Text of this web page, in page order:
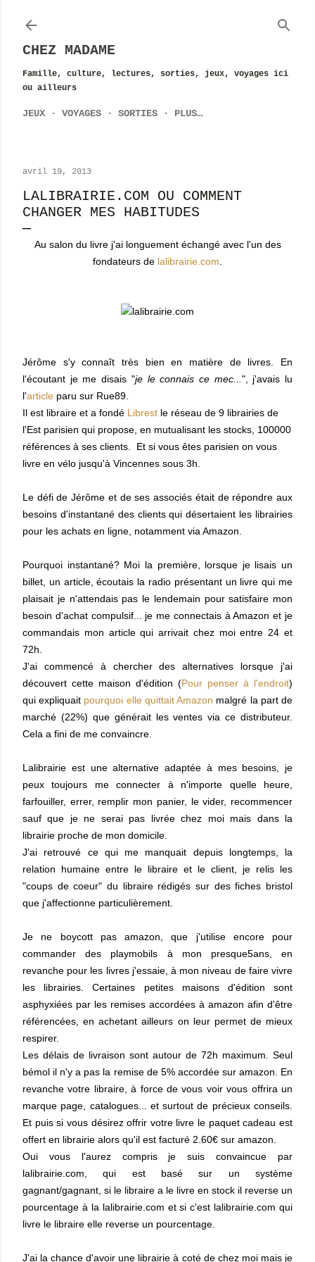
CHEZ MADAME
Famille, culture, lectures, sorties, jeux, voyages ici
ou ailleurs
JEUX VOYAGES SORTIES PLUS…
avril 19, 2013
LALIBRAIRIE.COM OU COMMENT
CHANGER MES HABITUDES
Au salon du livre j'ai longuement échangé avec l'un des
fondateurs de lalibrairie.com
Jérôme s'y connaît très bien en matière de livres. En
l'écoutant je me disais "je le connais ce mec... ", j'avais lu
l'article paru sur Rue89.
Il est libraire et a fondé Librest le réseau de 9 librairies de
l'Est parisien qui propose, en mutualisant les stocks, 100000
références à ses clients. Et si vous êtes parisien on vous
livre en vélo jusqu'à Vincennes sous 3h.
Le défi de Jérôme et de ses associés était de répondre aux
besoins d'instantané des clients qui désertaient les librairies
pour les achats en ligne, notamment via Amazon.
Pourquoi instantané? Moi la première, lorsque je lisais un
billet, un article, écoutais la radio présentant un livre qui me
plaisait je n'attendais pas le lendemain pour satisfaire mon
besoin d'achat compulsif... je me connectais à Amazon et je
commandais mon article qui arrivait chez moi entre 24 et
72h.
J'ai commencé à chercher des alternatives lorsque j'ai
découvert cette maison d'édition (Pour penser à l'endroit)
qui expliquait pourquoi elle quittait Amazon malgré la part de
marché (22%) que générait les ventes via ce distributeur.
Cela a fini de me convaincre.
Lalibrairie est une alternative adaptée à mes besoins, je
peux toujours me connecter à n'importe quelle heure,
farfouiller, errer, remplir mon panier, le vider, recommencer
sauf que je ne serai pas livrée chez moi mais dans la
librairie proche de mon domicile.
J'ai retrouvé ce qui me manquait depuis longtemps, la
relation humaine entre le libraire et le client, je relis les
"coups de coeur" du libraire rédigés sur des fiches bristol
que j'affectionne particulièrement.
Je ne boycott pas amazon, que j'utilise encore pour
commander des playmobils à mon presque5ans, en
revanche pour les livres j'essaie, à mon niveau de faire vivre
les librairies. Certaines petites maisons d'édition sont
asphyxiées par les remises accordées à amazon afin d'être
référencées, en achetant ailleurs on leur permet de mieux
respirer.
Les délais de livraison sont autour de 72h maximum. Seul
bémol il n'y a pas la remise de 5% accordée sur amazon. En
revanche votre libraire, à force de vous voir vous offrira un
marque page, catalogues... et surtout de précieux conseils.
Et puis si vous désirez offrir votre livre le paquet cadeau est
offert en librairie alors qu'il est facturé 2.60€ sur amazon.
Oui vous l'aurez compris je suis convaincue par
lalibrairie.com, qui est basé sur un système
gagnant/gagnant, si le libraire a le livre en stock il reverse un
pourcentage à la lalibrairie.com et si c'est lalibrairie.com qui
livre le libraire elle reverse un pourcentage.
J'ai la chance d'avoir une librairie à coté de chez moi mais je